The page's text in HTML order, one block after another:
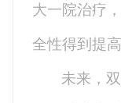
大一院治疗
全性得到提
未来，